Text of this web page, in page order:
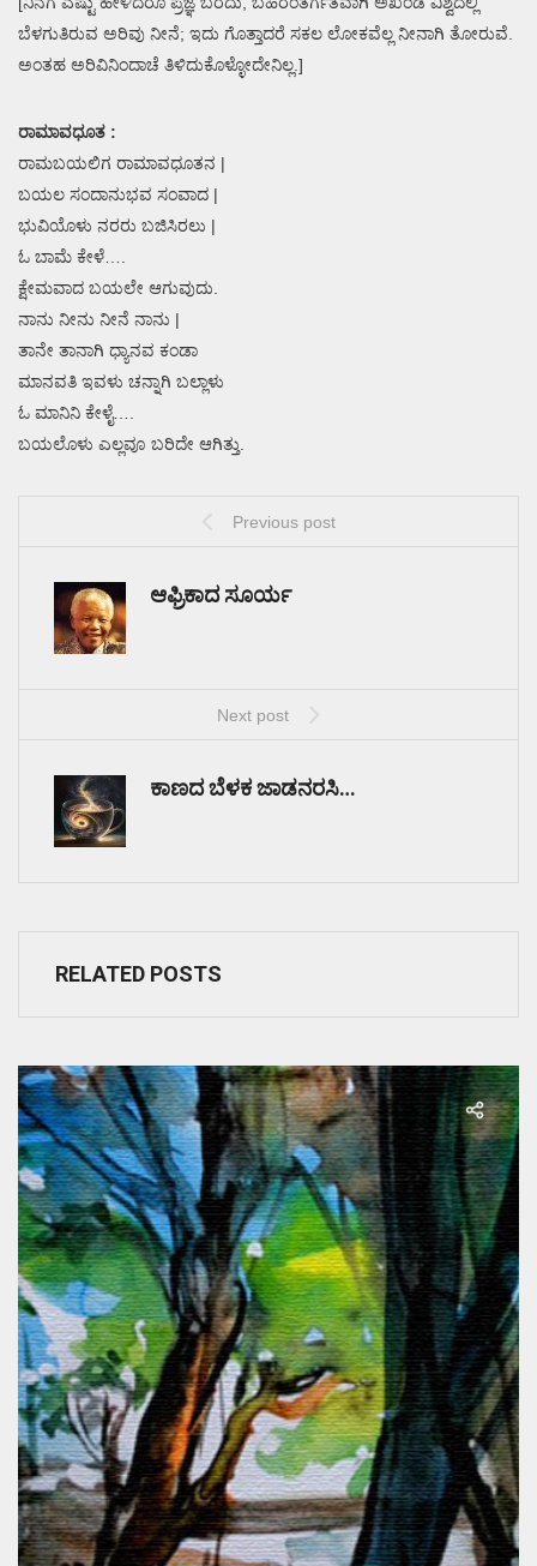
ಬೆಳಗುತಿರುವ ಅರಿವು ನೀನೆ; ಇದು ಗೊತ್ತಾದರೆ ಸಕಲ ಲೋಕವೆಲ್ಲ ನೀನಾಗಿ ತೋರುವೆ.
ಅಂತಹ ಅರಿವಿನಿಂದಾಚೆ ತಿಳಿದುಕೊಳ್ಳೋದೇನಿಲ್ಲ.]
ರಾಮಾವಧೂತ :
ರಾಮಬಯಲಿಗ ರಾಮಾವಧೂತನ |
ಬಯಲ ಸಂದಾನುಭವ ಸಂವಾದ |
ಭುವಿಯೊಳು ನರರು ಬಜಿಸಿರಲು |
ಓ ಬಾಮೆ ಕೇಳೆ….
ಕ್ಷೇಮವಾದ ಬಯಲೇ ಆಗುವುದು.
ನಾನು ನೀನು ನೀನೆ ನಾನು |
ತಾನೇ ತಾನಾಗಿ ಧ್ಯಾನವ ಕಂಡಾ
ಮಾನವತಿ ಇವಳು ಚನ್ನಾಗಿ ಬಲ್ಲಾಳು
ಓ ಮಾನಿನಿ ಕೇಳೈ….
ಬಯಲೊಳು ಎಲ್ಲವೂ ಬರಿದೇ ಆಗಿತ್ತು.
Previous post
ಆಫ್ರಿಕಾದ ಸೂರ್ಯ
Next post
ಕಾಣದ ಬೆಳಕ ಜಾಡನರಸಿ…
RELATED POSTS